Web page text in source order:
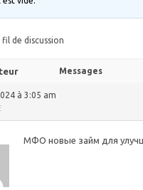
fil de discussion
Messages
à 3:05 am
МФО новые займ для